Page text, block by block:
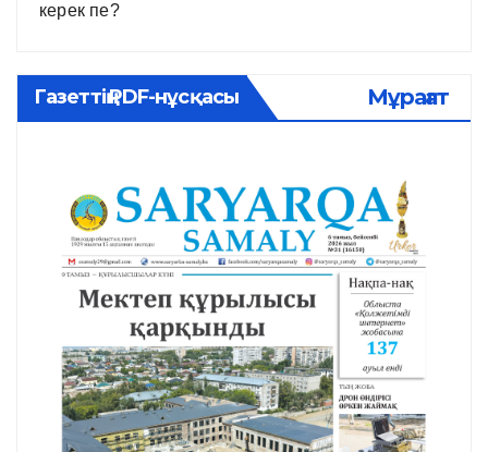
керек пе?
Газеттің PDF-нұсқасы Мұрағат